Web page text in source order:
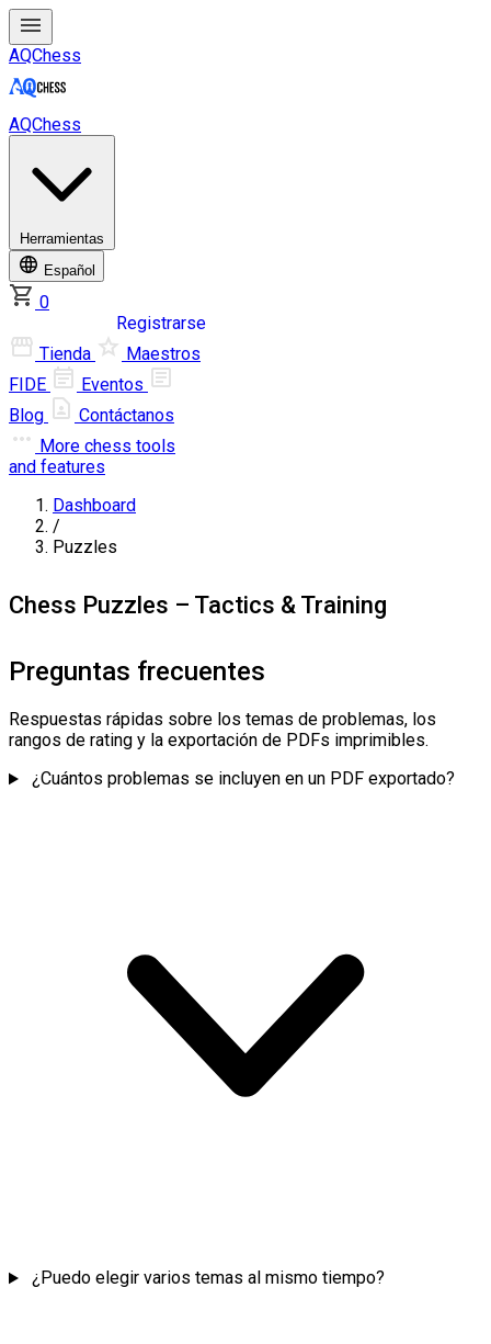
AQChess
AQChess
Herramientas
Español
0
Registrarse
Tienda
Maestros
FIDE
Eventos
Blog
Contáctanos
More chess tools
and features
Dashboard
/
Puzzles
Chess Puzzles – Tactics & Training
Preguntas frecuentes
Respuestas rápidas sobre los temas de problemas, los
rangos de rating y la exportación de PDFs imprimibles.
¿Cuántos problemas se incluyen en un PDF exportado?
¿Puedo elegir varios temas al mismo tiempo?